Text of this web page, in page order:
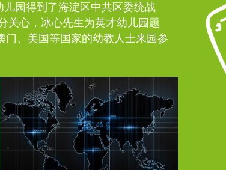
园得到了海淀区中共区委统战
关心，冰心先生为英才幼儿园题
门、美国等国家的幼教人士来园参